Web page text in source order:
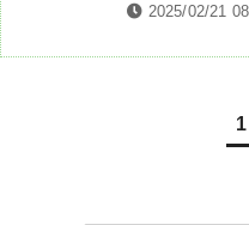
2025/02/21
1